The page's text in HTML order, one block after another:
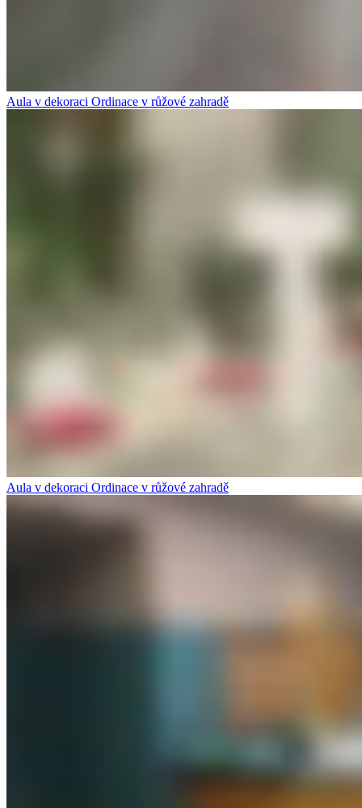
Aula v dekoraci Ordinace v růžové zahradě
Aula v dekoraci Ordinace v růžové zahradě